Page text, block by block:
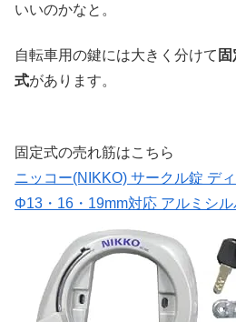
いいのかなと。
自転車用の鍵には大きく分けて
式があります。
固定式の売れ筋はこちら
ニッコー(NIKKO) サークル錠 デ
Φ13・16・19mm対応 アルミシル